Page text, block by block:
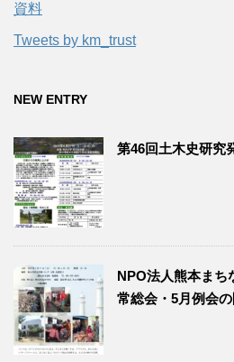
資料
Tweets by km_trust
NEW ENTRY
第46回土木史研究
NPO法人熊本まち
常総会・5月例会